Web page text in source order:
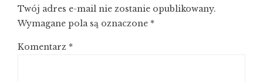
Twój adres e-mail nie zostanie opublikowany.
Wymagane pola są oznaczone *
Komentarz *